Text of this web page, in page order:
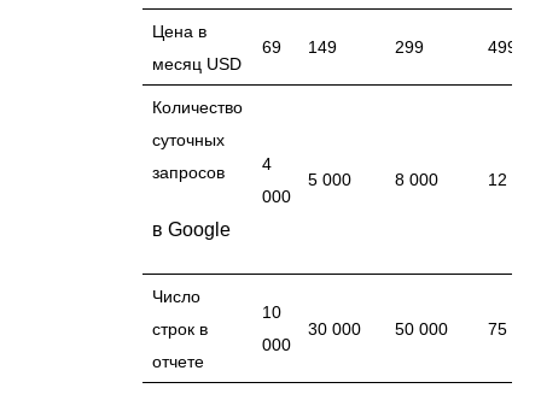
Цена в
месяц USD
69 149 299 499
Количество
суточных
запросов
в Google
4
000
5 000 8 000 12 000
Число
строк в
отчете
10
000
30 000 50 000 75 000